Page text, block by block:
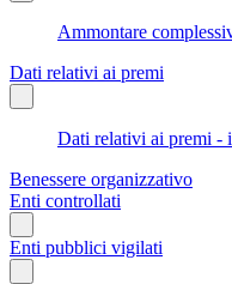
Ammontare
Dati relativi ai premi
Dati relativi ai premi -
Benessere organizzativo
Enti controllati
Enti pubblici vigilati